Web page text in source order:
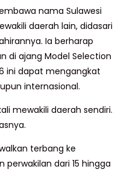
nama Sulawesi
daerah lain, didasari
Ia berharap
di ajang Model Selection
ini dapat mengangkat
internasional.
mewakili daerah sendiri.
terbang ke
perwakilan dari 15 hingga